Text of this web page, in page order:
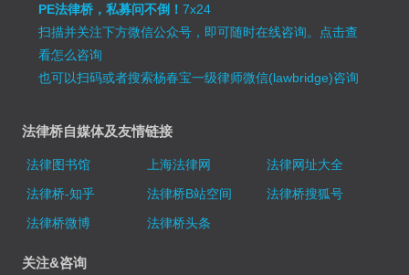
PE法律桥，私募问不倒！7x24
扫描并关注下方微信公众号，即可随时在线咨询。 点击查
看怎么咨询
也可以扫码或者搜索杨春宝一级律师微信(lawbridge)咨询
法律桥自媒体及友情链接
法律图书馆 上海法律网
法律网址大全
法律桥-知乎
法律桥B站空间
法律桥搜狐号
法律桥微博
法律桥头条
关注&咨询